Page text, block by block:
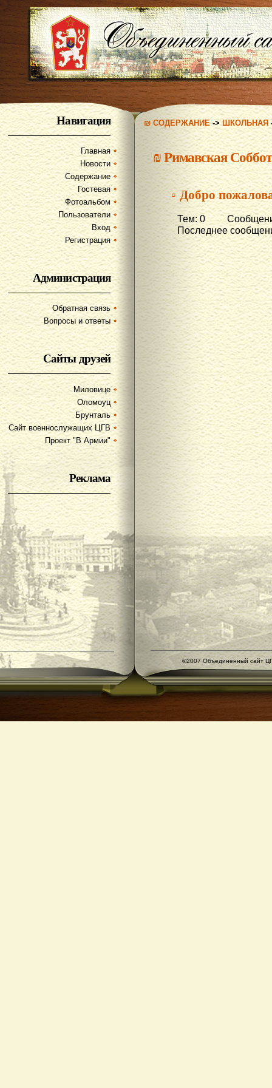
Навигация
Главная
Новости
Содержание
Гостевая
Фотоальбом
Пользователи
Вход
Регистрация
Администрация
Обратная связь
Вопросы и ответы
Сайты друзей
Миловице
Оломоуц
Брунталь
Сайт военнослужащих ЦГВ
Проект "В Армии"
Реклама
₪ СОДЕРЖАНИЕ->ШКОЛЬНАЯ
₪Римавская
▫ Добро
Тем: 0
Последнее
©2007 Объединенный сайт